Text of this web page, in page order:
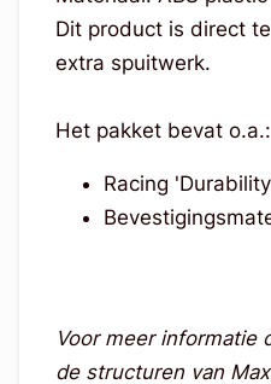
Dit product is direct
extra spuitwerk.
Het pakket bevat o.a.:
Racing
Voor meer informatie
de structuren van